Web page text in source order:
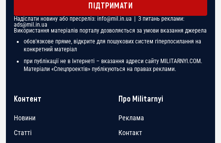
ПІДТРИМАТИ
Надіслати новину або пресреліз: info@mil.in.ua | З питань реклами:
ads@mil.in.ua
Використання матеріалів порталу дозволяється за умови вказання джерела
обов'язкове пряме, відкрите для пошукових систем гіперпосилання на
конкретний матеріал
при публікації не в Інтернеті – вказання адреси сайту MILITARNYI.COM.
Матеріали «Спецпроектів» публікуються на правах реклами.
Контент
Новини
Статті
Про Militarnyi
Реклама
Контакт